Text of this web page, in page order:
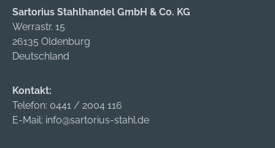
Sartorius Stahlhandel GmbH & Co. KG
Werrastr. 15
26135 Oldenburg
Deutschland
Kontakt:
Telefon: 0441 / 2004 116
E-Mail: info@sartorius-stahl.de